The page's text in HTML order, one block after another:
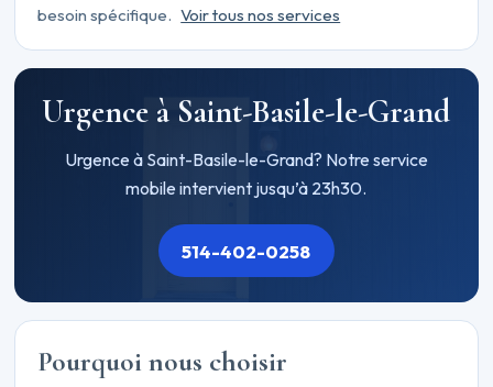
besoin spécifique. Voir tous nos services
Urgence à Saint-Basile-le-Grand
Urgence à Saint-Basile-le-Grand? Notre service
mobile intervient jusqu’à 23h30.
514-402-0258
Pourquoi nous choisir